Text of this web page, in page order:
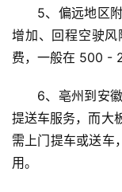
5、偏远地区
增加、回程空驶
费，一般在 500 -
6、亳州到安
提送车服务，而大
需上门提车或送
用。